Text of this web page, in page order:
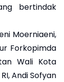
bertindak
Moerniaeni,
Forkopimda
Wali Kota
Andi Sofyan